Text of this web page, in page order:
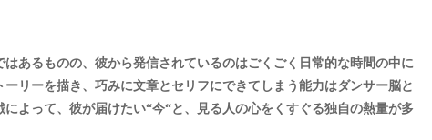
あるものの、彼から発信されているのはごくごく日常的な時間の中に
リーを描き、巧みに文章とセリフにできてしまう能力はダンサー脳と
によって、彼が届けたい“今“と、見る人の心をくすぐる独自の熱量が多